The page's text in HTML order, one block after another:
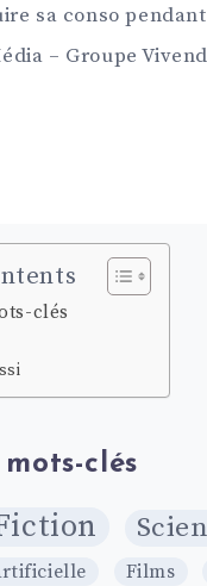
sa conso
– Groupe
clés
clés
Films